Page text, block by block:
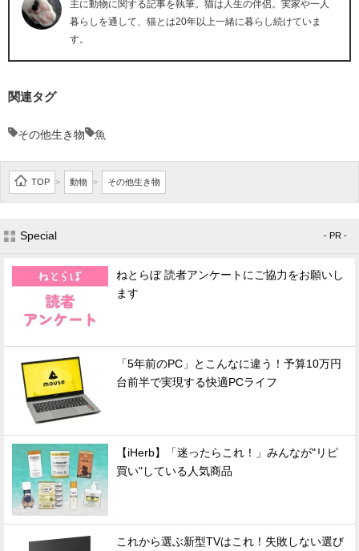
主に動物に関する記事を執筆。猫は人生の伴侶。実家や一人
暮らしを通して、猫とは20年以上一緒に暮らし続けていま
す。
関連タグ
その他生き物 魚
TOP > 動物 > その他生き物
Special - PR -
ねとらぼ 読者アンケートにご協力をお願いし
ます
「5年前のPC」とこんなに違う！予算10万円
台前半で実現する快適PCライフ
【iHerb】「迷ったらこれ！」みんなが"リピ
買い"している人気商品
これから選ぶ新型TVはこれ！失敗しない選び